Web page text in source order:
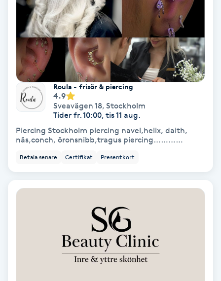
Kärlbehandling
Laserbehandling
Lashlift Keratin
LED-ljusterapi
Liktornar
LPG
Roula - frisör & piercing
4.9
Sveavägen 18, Stockholm
Tider fr. 10:00, tis 11 aug.
Piercing Stockholm piercing navel,helix, daith,
näs,conch, öronsnibb,tragus piercing…………
Betala senare Certifikat Presentkort